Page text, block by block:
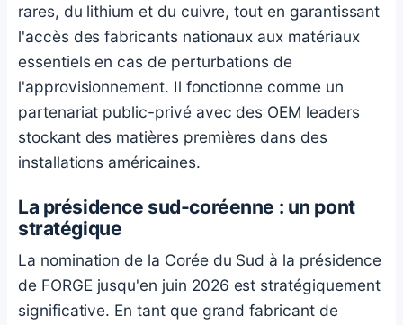
rares, du lithium et du cuivre, tout en garantissant
l'accès des fabricants nationaux aux matériaux
essentiels en cas de perturbations de
l'approvisionnement. Il fonctionne comme un
partenariat public-privé avec des OEM leaders
stockant des matières premières dans des
installations américaines.
La présidence sud-coréenne : un pont
stratégique
La nomination de la Corée du Sud à la présidence
de FORGE jusqu'en juin 2026 est stratégiquement
significative. En tant que grand fabricant de